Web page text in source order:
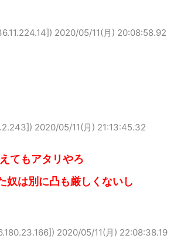
2020/05/11(月) 20:08:58.92
2020/05/11(月) 21:13:45.32
てもアタリやろ
奴は別に凸も厳しくないし
2020/05/11(月) 22:08:38.19